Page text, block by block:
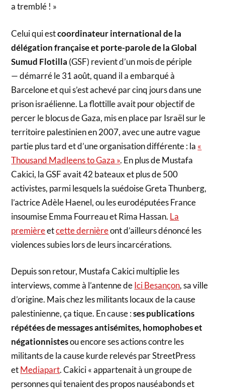
a tremblé ! »
Celui qui estcoordinateur international de la
délégation française et porte-parole de la Global
Sumud Flotilla (GSF) revient d’un mois de périple
— démarré le 31 août, quand il a embarqué à
Barcelone et qui s’est achevé par cinq jours dans une
prison israélienne. La flottille avait pour objectif de
percer le blocus de Gaza, mis en place par Israël sur le
territoire palestinien en 2007, avec une autre vague
partie plus tard et d’une organisation différente : la «
Thousand Madleens to Gaza ». En plus de Mustafa
Cakici, la GSF avait 42 bateaux et plus de 500
activistes, parmi lesquels la suédoise Greta Thunberg,
l’actrice Adèle Haenel, ou les eurodéputées France
insoumise Emma Fourreau et Rima Hassan. La
premièreetcette dernièreont d’ailleurs dénoncé les
violences subies lors de leurs incarcérations.
Depuis son retour, Mustafa Cakici multiplie les
interviews, comme à l’antenne deIci Besançon, sa ville
d’origine. Mais chez les militants locaux de la cause
palestinienne, ça tique. En cause :ses publications
répétées de messages antisémites, homophobes et
négationnistesou encore ses actions contre les
militants de la cause kurde relevés par StreetPress
etMediapart. Cakici « appartenait à un groupe de
personnes qui tenaient des propos nauséabonds et